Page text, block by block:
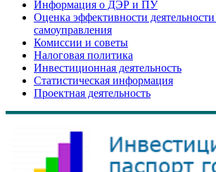
Информация о ДЭР и ПУ
Оценка эффективности
самоуправления
Комиссии и советы
Налоговая политика
Инвестиционная деятельность
Статистическая информация
Проектная деятельность